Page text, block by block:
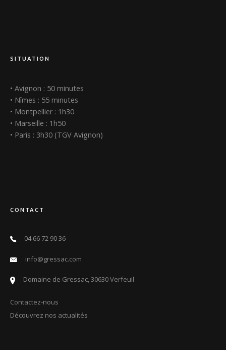
SITUATION
• Avignon : 50 minutes
• Nîmes : 55 minutes
• Montpellier : 1h30
• Marseille : 1h50
• Paris : 3h30 (TGV Avignon)
CONTACT
04 66 72 90 36
info@gressac.com
Domaine de Gressac, 30630 Verfeuil
Contactez-nous
Découvrez nos actualités